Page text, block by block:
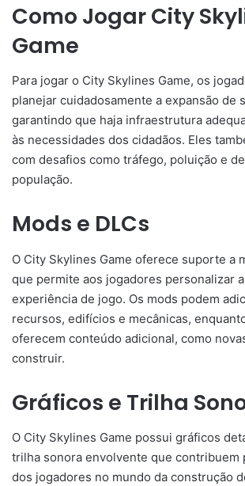
Como Jogar City
Game
Para jogar o City Skylines Game, os
planejar cuidadosamente a expansão de
garantindo que haja infraestrutura
às necessidades dos cidadãos. Eles
com desafios como tráfego, poluição e
população.
Mods e DLCs
O City Skylines Game oferece suporte a
que permite aos jogadores personalizar
experiência de jogo. Os mods podem
recursos, edifícios e mecânicas,
oferecem conteúdo adicional, como
construir.
Gráficos e Trilha
O City Skylines Game possui gráficos
trilha sonora envolvente que contribuem
dos jogadores no mundo da construção